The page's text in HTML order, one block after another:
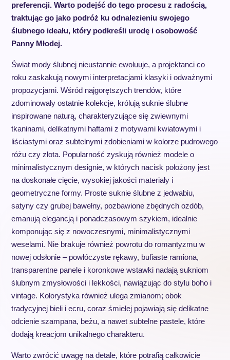
preferencji. Warto podejść do tego procesu z radością,
traktując go jako podróż ku odnalezieniu swojego
ślubnego ideału, który podkreśli urodę i osobowość
Panny Młodej.
Świat mody ślubnej nieustannie ewoluuje, a projektanci co
roku zaskakują nowymi interpretacjami klasyki i odważnymi
propozycjami. Wśród najgorętszych trendów, które
zdominowały ostatnie kolekcje, królują suknie ślubne
inspirowane naturą, charakteryzujące się zwiewnymi
tkaninami, delikatnymi haftami z motywami kwiatowymi i
liściastymi oraz subtelnymi zdobieniami w kolorze pudrowego
różu czy złota. Popularność zyskują również modele o
minimalistycznym designie, w których nacisk położony jest
na doskonałe cięcie, wysokiej jakości materiały i
geometryczne formy. Proste suknie ślubne z jedwabiu,
satyny czy grubej bawełny, pozbawione zbędnych ozdób,
emanują elegancją i ponadczasowym szykiem, idealnie
komponując się z nowoczesnymi, minimalistycznymi
weselami. Nie brakuje również powrotu do romantyzmu w
nowej odsłonie – powłóczyste rękawy, bufiaste ramiona,
transparentne panele i koronkowe wstawki nadają sukniom
ślubnym zmysłowości i lekkości, nawiązując do stylu boho i
vintage. Kolorystyka również ulega zmianom; obok
tradycyjnej bieli i ecru, coraz śmielej pojawiają się delikatne
odcienie szampana, beżu, a nawet subtelne pastele, które
dodają kreacjom unikalnego charakteru.
Warto zwrócić uwagę na detale, które potrafią całkowicie